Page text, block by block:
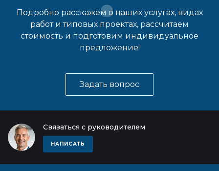
Подробно расскажем о наших услугах, видах
работ и типовых проектах, рассчитаем
стоимость и подготовим индивидуальное
предложение!
Задать вопрос
Связаться с руководителем
НАПИСАТЬ